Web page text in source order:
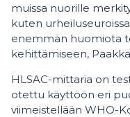
muissa nuorille
kuten
enemmän huomiota
kehittämiseen,
HLSAC-mittaria on
otettu käyttöön eri
viimeistellään WHO-